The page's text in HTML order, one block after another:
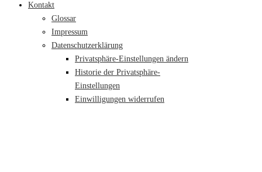
Kontakt
Glossar
Impressum
Datenschutzerklärung
Privatsphäre-Einstellungen ändern
Historie der Privatsphäre-
Einstellungen
Einwilligungen widerrufen